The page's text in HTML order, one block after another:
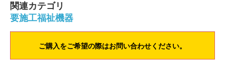
関連カテゴリ
要施工福祉機器
ご購入をご希望の際はお問い合わせください。